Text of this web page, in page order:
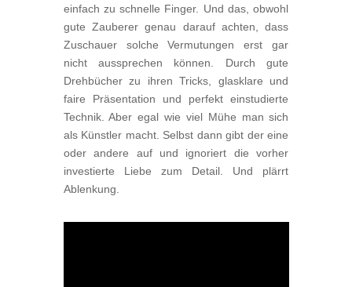
einfach zu schnelle Finger. Und das, obwohl
gute Zauberer genau darauf achten, dass
Zuschauer solche Vermutungen erst gar
nicht aussprechen können. Durch gute
Drehbücher zu ihren Tricks, glasklare und
faire Präsentation und perfekt einstudierte
Technik. Aber egal wie viel Mühe man sich
als Künstler macht. Selbst dann gibt der eine
oder andere auf und ignoriert die vorher
investierte Liebe zum Detail. Und plärrt
Ablenkung.